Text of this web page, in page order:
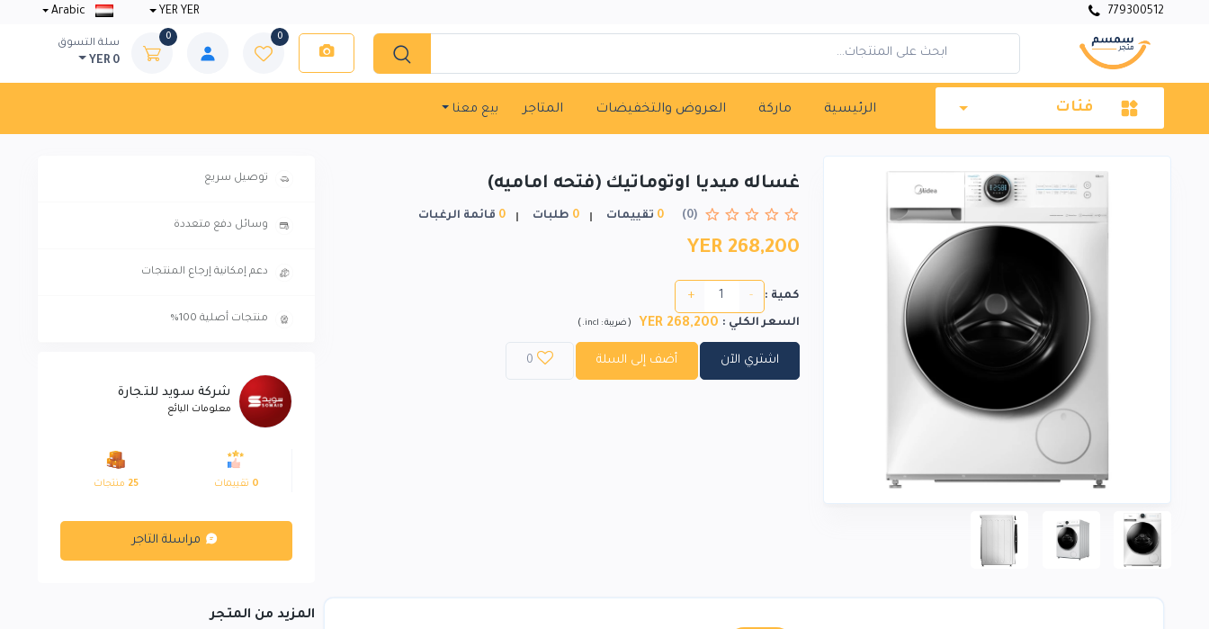
779300512
YER YER
0
0
سلة التسوق
YER 0
فئات الرئيسية ماركة العروض والتخفيضات المتاجر بيع معنا
غساله ميديا اوتوماتيك (فتحه اماميه)
(0)
0 تقييمات 0 طلبات 0 قائمة الرغبات
YER 268,200
كمية : -
+
السعر الكلي :
YER 268,200
(ضريبة : incl.
)
اشتري الآن أضف إلى السلة 0
توصيل سريع
وسائل دفع متعددة
دعم إمكانية إرجاع المنتجات
منتجات أصلية 100%
شركة سويد للتجارة
معلومات البائع
0 تقييمات 25 منتجات
مراسلة التاجر
المزيد من المتجر